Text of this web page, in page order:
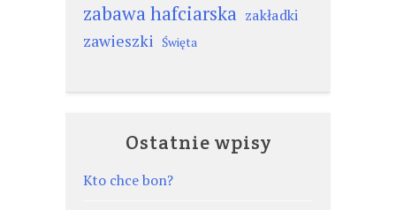
zabawa hafciarska zakładki
zawieszki Święta
Ostatnie wpisy
Kto chce bon?